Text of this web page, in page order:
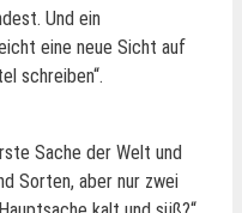
Und ein
eine neue Sicht auf
schreiben“.
Sache der Welt und
Sorten, aber nur zwei